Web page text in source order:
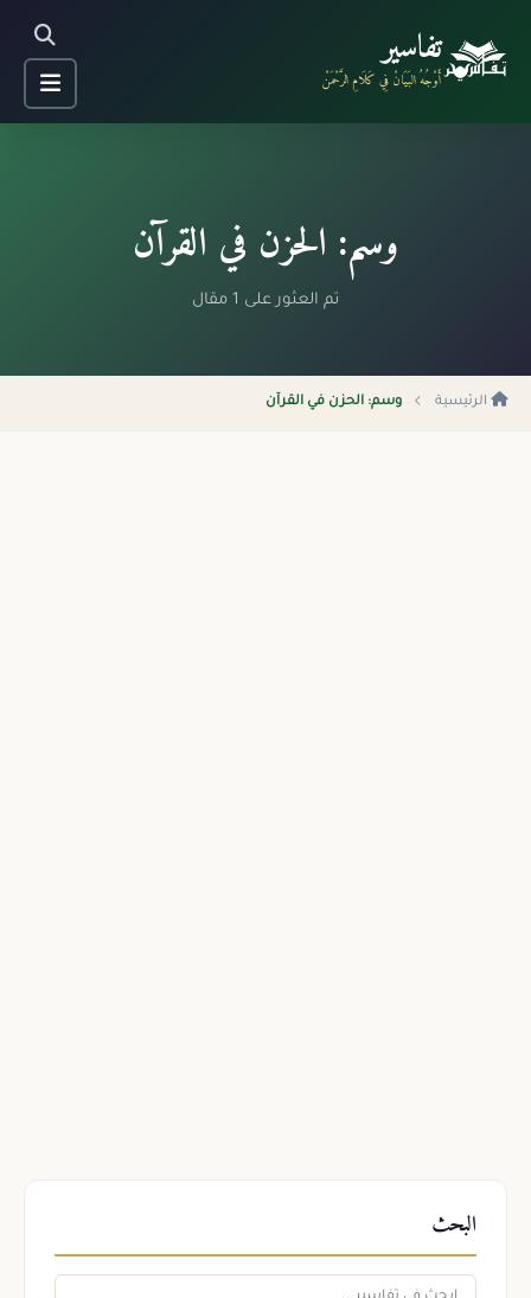
تفاسير
أَوْجُهُ البَيَانْ فِي كَلَامِ الرَّحْمَنْ
وسم: الحزن في القرآن
تم العثور على 1 مقال
الرئيسية وسم: الحزن في القرآن
البحث